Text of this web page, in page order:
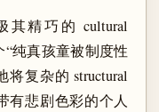
精巧的 cultural
纯真孩童被制度性
复杂的 structural
有悲剧色彩的个人